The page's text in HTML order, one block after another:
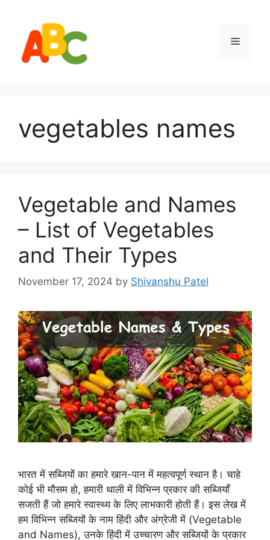
content
Menu
vegetables names
Vegetable and Names
– List of Vegetables
and Their Types
November 17, 2024 by Shivanshu Patel
भारत में सब्जियों का हमारे खान-पान में महत्वपूर्ण स्थान है। चाहे
कोई भी मौसम हो, हमारी थाली में विभिन्न प्रकार की सब्जियाँ
सजती हैं जो हमारे स्वास्थ्य के लिए लाभकारी होती हैं। इस लेख में
हम विभिन्न सब्जियों के नाम हिंदी और अंग्रेजी में (Vegetable
and Names), उनके हिंदी में उच्चारण और सब्जियों के प्रकार